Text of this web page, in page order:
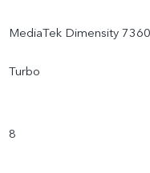
MediaTek Dimensity
Turbo
8